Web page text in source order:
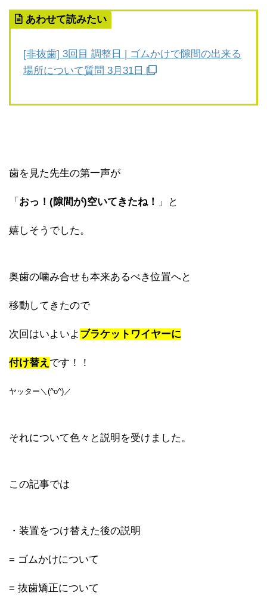
あわせて読みたい
[非抜歯] 3回目 調整日 | ゴムかけで隙間の出来る
場所について質問 3月31日
歯を見た先生の第一声が
「 おっ！(隙間が)空いてきたね！ 」と
嬉しそうでした。
奥歯の噛み合せも本来あるべき位置へと
移動してきたので
次回はいよいよ ブラケットワイヤーに
付け替え です！！
ヤッター＼(^o^)／
それについて色々と説明を受けました。
この記事では
・装置をつけ替えた後の説明
= ゴムかけについて
= 抜歯矯正について